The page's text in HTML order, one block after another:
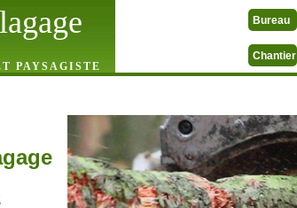
PAYSAGISTE
Bureau
Chantier